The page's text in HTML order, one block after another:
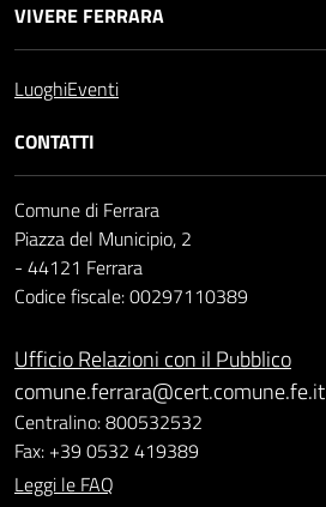
VIVERE FERRARA
LuoghiEventi
CONTATTI
Comune di Ferrara
Piazza del Municipio, 2
- 44121 Ferrara
Codice fiscale: 00297110389
Ufficio Relazioni con il Pubblico
comune.ferrara@cert.comune.fe.it
Centralino: 800532532
Fax: +39 0532 419389
Leggi le FAQ